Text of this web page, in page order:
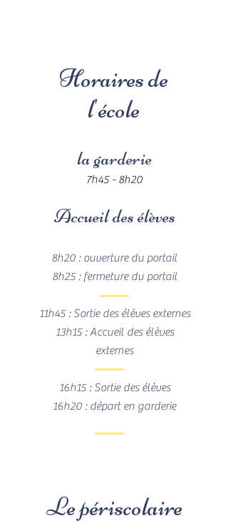
Horaires de
l'école
la garderie
7h45 - 8h20
Accueil des élèves
8h20 : ouverture du portail
8h25 : fermeture du portail
11h45 : Sortie des élèves externes
13h15 : Accueil des élèves
externes
16h15 : Sortie des élèves
16h20 : départ en garderie
Le périscolaire